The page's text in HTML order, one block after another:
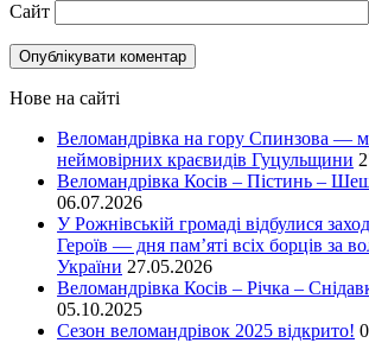
Сайт
Нове на сайті
Веломандрівка на гору Спинзова —
неймовірних краєвидів Гуцульщини
Веломандрівка Косів – Пістинь –
06.07.2026
У Рожнівській громаді відбулися
Героїв — дня пам’яті всіх борців за
України 27.05.2026
Веломандрівка Косів – Річка –
05.10.2025
Сезон веломандрівок 2025 відкрито!